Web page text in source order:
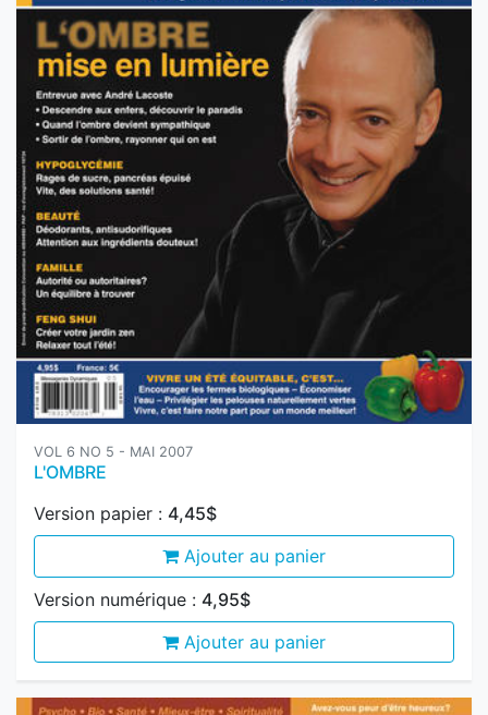
VOL 6 NO 5 - MAI 2007
L'OMBRE
Version papier :
Ajouter au panier
Version numérique :4,95$
Ajouter au panier